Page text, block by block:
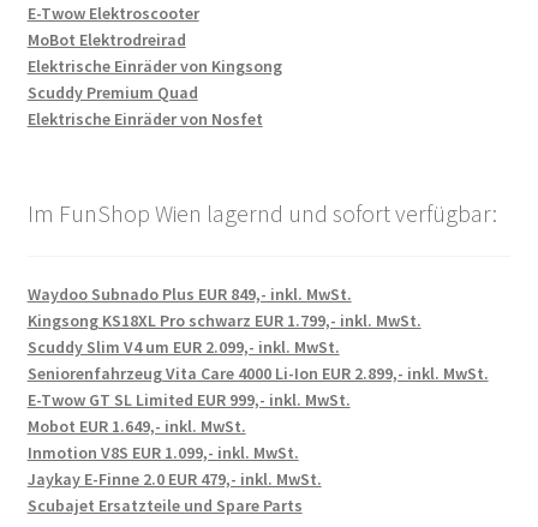
E-Twow Elektroscooter
MoBot Elektrodreirad
Elektrische Einräder von Kingsong
Scuddy Premium Quad
Elektrische Einräder von Nosfet
Im FunShop Wien lagernd und sofort verfügbar:
Waydoo Subnado Plus EUR 849,- inkl. MwSt.
Kingsong KS18XL Pro schwarz EUR 1.799,- inkl. MwSt.
Scuddy Slim V4 um EUR 2.099,- inkl. MwSt.
Seniorenfahrzeug Vita Care 4000 Li-Ion EUR 2.899,- inkl. MwSt.
E-Twow GT SL Limited EUR 999,- inkl. MwSt.
Mobot EUR 1.649,- inkl. MwSt.
Inmotion V8S EUR 1.099,- inkl. MwSt.
Jaykay E-Finne 2.0 EUR 479,- inkl. MwSt.
Scubajet Ersatzteile und Spare Parts